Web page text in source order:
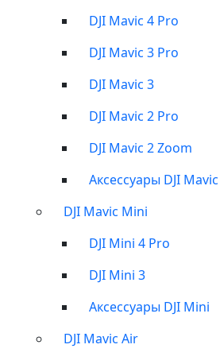
DJI Mavic 4 Pro
DJI Mavic 3 Pro
DJI Mavic 3
DJI Mavic 2 Pro
DJI Mavic 2 Zoom
Аксессуары DJI Mavic
DJI Mavic Mini
DJI Mini 4 Pro
DJI Mini 3
Аксессуары DJI Mini
DJI Mavic Air